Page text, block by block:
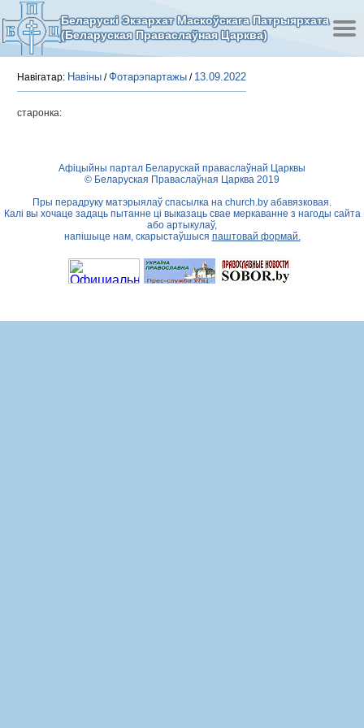
Беларускі Экзархат Маскоўскага Патрыярхата
(Беларуская Праваслаўная Царква)
Навігатар: Навіны /Фотарэпартажы / 13.09.2022
старонка:
Афіцыйны партал Беларускай праваслаўнай Царквы
© Беларуская Праваслаўная Царква 2019
Пры перадруку матэрыялаў спасылка на church.by абавязковая.
Калі вы хочаце задаць пытанне ці выказаць свае меркаванне з нагоды сайта
або артыкулаў,
напішыце нам, скарыстаўшыся паштовай формай.